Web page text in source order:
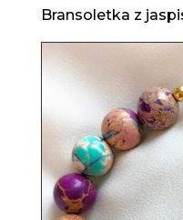
Bransoletka z